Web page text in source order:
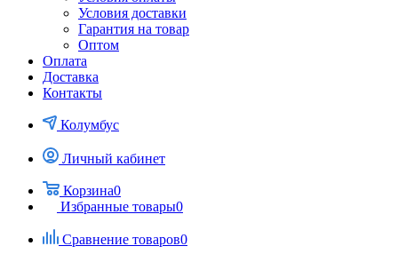
Условия доставки
Гарантия на товар
Оптом
Оплата
Доставка
Контакты
Колумбус
Личный кабинет
Корзина0
Избранные товары0
Сравнение товаров0